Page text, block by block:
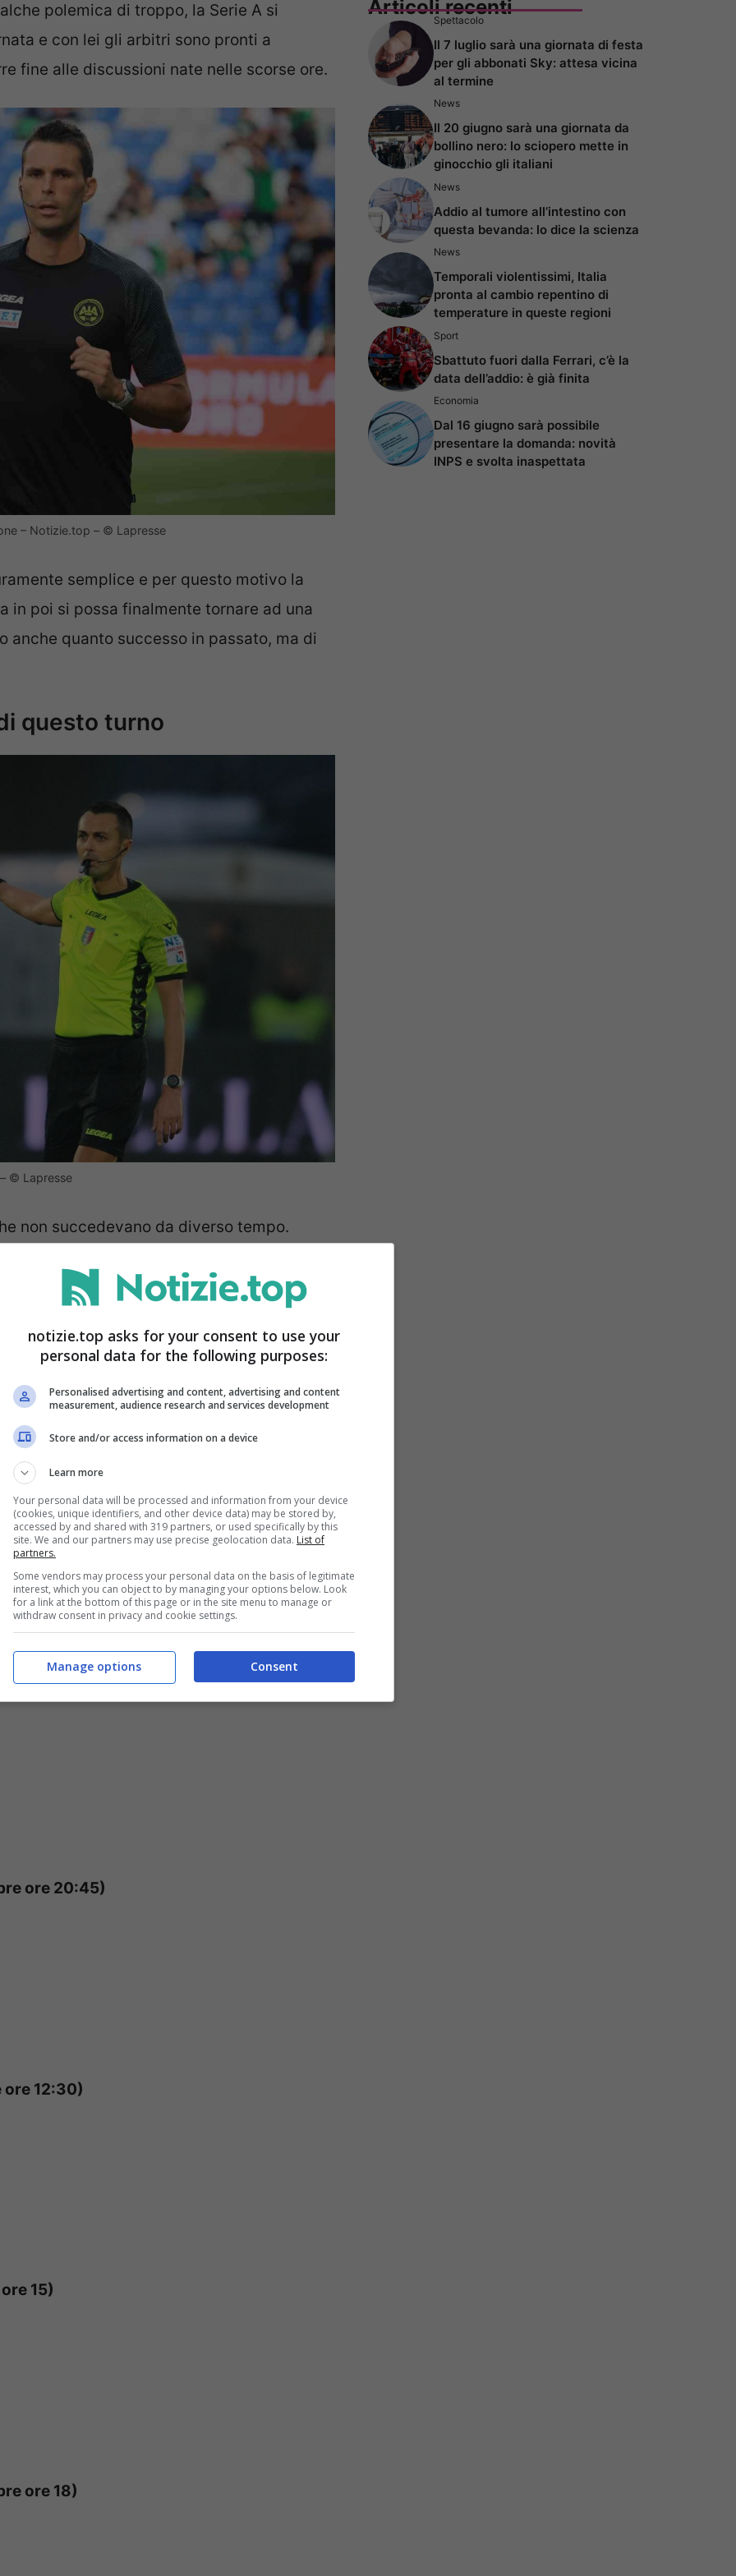
polemica di troppo, la Serie A si
e con lei gli arbitri sono pronti a
fine alle discussioni nate nelle scorse ore.
– Notizie.top – © Lapresse
semplice e per questo motivo la
in poi si possa finalmente tornare ad una
quanto successo in passato, ma di
questo turno
© Lapresse
non succedevano da diverso tempo.
per quattro turni dopo l’errore in Juventus-
Cagliari non semplice. L’Inter
davvero molto poco in questi ultimi
a Massa di Imperia mentre toccherà a
in questo turno a cadere la questione
di Ostia chiamato a dirigere il derby
le designazioni:
15)
18)
ore 20:45)
12:30)
15)
ore 18)
Articoli recenti
Spettacolo
Il 7 luglio sarà una giornata di festa
per gli abbonati Sky: attesa vicina
al termine
News
Il 20 giugno sarà una giornata da
bollino nero: lo sciopero mette in
ginocchio gli italiani
News
Addio al tumore all’intestino con
questa bevanda: lo dice la scienza
News
Temporali violentissimi, Italia
pronta al cambio repentino di
temperature in queste regioni
Sport
Sbattuto fuori dalla Ferrari, c’è la
data dell’addio: è già finita
Economia
Dal 16 giugno sarà possibile
presentare la domanda: novità
INPS e svolta inaspettata
notizie.top asks for your consent to use your
personal data for the following purposes:
Personalised advertising and content, advertising and content
measurement, audience research and services development
Store and/or access information on a device
Learn more
Your personal data will be processed and information from your device
(cookies, unique identifiers, and other device data) may be stored by,
accessed by and shared with 319 partners, or used specifically by this
site. We and our partners may use precise geolocation data. List of
partners.
Some vendors may process your personal data on the basis of legitimate
interest, which you can object to by managing your options below. Look
for a link at the bottom of this page or in the site menu to manage or
withdraw consent in privacy and cookie settings.
Consent
Manage options